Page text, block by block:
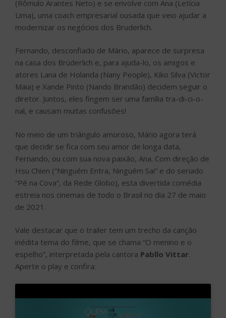
nal, e causam muitas confusões!
No meio de um triângulo amoroso, Mário agora terá
Fernando, ou com sua nova paixão, Ana. Com direção de
Hsu Chien (“Ninguém Entra, Ninguém Sai” e do seriado
“Pé na Cova”, da Rede Globo), esta divertida comédia
estreia nos cinemas de todo o Brasil no dia 27 de maio
de 2021.
inédita tema do filme, que se chama “O menino e o
espelho”, interpretada pela cantora Pabllo Vittar
Aperte o play e confira:
Clique para aceitar cookies de
marketing e ativar este conteúdo